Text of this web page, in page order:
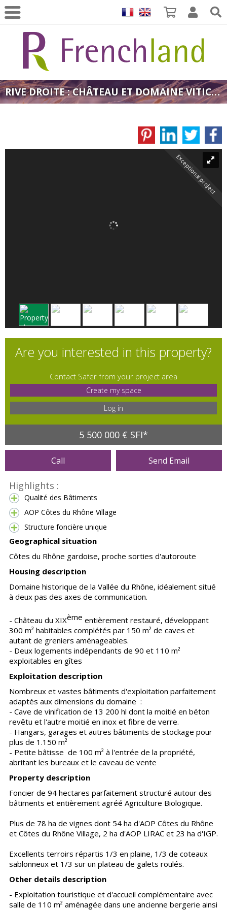
RIVE DROITE : CHÂTEAU ET DOMAINE VITICOLE DE PRESTIGE SUR PRÈS DE 100 HECTARES BIO EN AOP CÔTES DU RHÔNE VILLAGE
Exceptional project
Are you interested in this property?
Contact Safer from your project area
Create my space
Log in
5 500 000 € SFI*
Call Send Email
Highlights :
Qualité des Bâtiments
AOP Côtes du Rhône Village
Structure foncière unique
Geographical situation
Côtes du Rhône gardoise, proche sorties d'autoroute
Housing description
Domaine historique de la Vallée du Rhône, idéalement situé
à deux pas des axes de communication.
- Château du XIXème entièrement restauré, développant
300 m² habitables complétés par 150 m² de caves et
autant de greniers aménageables.
- Deux logements indépendants de 90 et 110 m²
exploitables en gîtes
Exploitation description
Nombreux et vastes bâtiments d'exploitation parfaitement
adaptés aux dimensions du domaine :
- Cave de vinification de 13 200 hl dont la moitié en béton
revêtu et l'autre moitié en inox et fibre de verre.
- Hangars, garages et autres bâtiments de stockage pour
plus de 1.150 m²
- Petite bâtisse de 100 m² à l'entrée de la propriété,
abritant les bureaux et le caveau de vente
Property description
Foncier de 94 hectares parfaitement structuré autour des
bâtiments et entièrement agréé Agriculture Biologique.
Plus de 78 ha de vignes dont 54 ha d'AOP Côtes du Rhône
et Côtes du Rhône Village, 2 ha d'AOP LIRAC et 23 ha d'IGP.
Excellents terroirs répartis 1/3 en plaine, 1/3 de coteaux
sablonneux et 1/3 sur un plateau de galets roulés.
Other details description
- Exploitation touristique et d'accueil complémentaire avec
salle de 110 m² aménagée dans une ancienne bergerie ainsi